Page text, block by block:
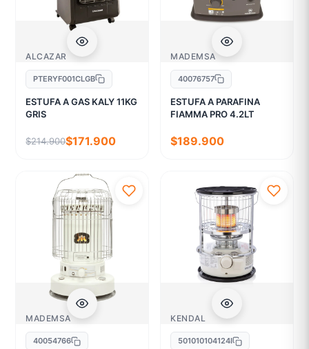
ALCAZAR
PTERYF001CLGB
ESTUFA A GAS KALY 11KG
GRIS
$214.900$171.900
MADEMSA
40076757
ESTUFA A PARAFINA
FIAMMA PRO 4.2LT
$189.900
MADEMSA
40054766
KENDAL
501010104124I